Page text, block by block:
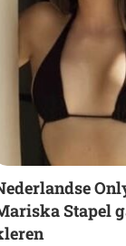
Stapel